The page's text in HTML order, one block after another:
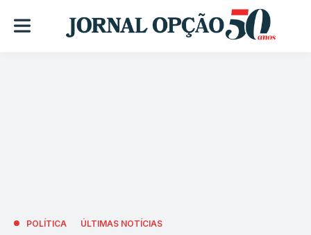
POLÍTICA ÚLTIMAS NOTÍCIAS